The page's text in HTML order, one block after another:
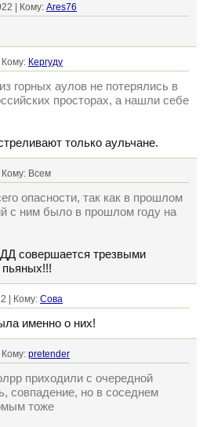
| Кому: Ares76
Кому: Кергуду
горных аулов не потерялись в
просторах, а нашли себе
только аульчане.
Кому: Всем
опасности, так как в прошлом
с ним было в прошлом году на
совершается трезвыми
| Кому: Сова
именно о них!
Кому: pretender
приходили с очередной
совпадение, но в соседнем
тоже